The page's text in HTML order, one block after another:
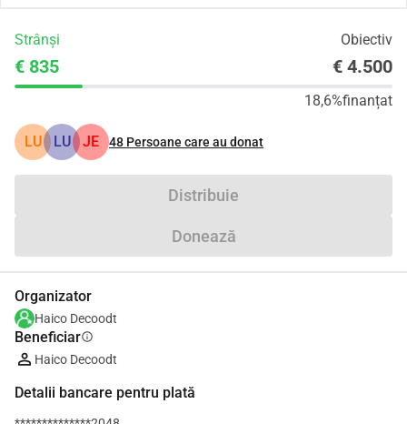
Strânși Obiectiv
€ 835 € 4.500
18,6%finanțat
LU LU JE 48 Persoane care au donat
Distribuie
Donează
Organizator
Haico Decoodt
Beneficiarinfo
Haico Decoodt
Detalii bancare pentru plată